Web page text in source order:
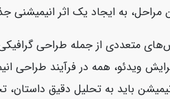
به ایجاد یک اثر انیمیشنی
ویدئو، همه در فرآیند طراحی
باید به تحلیل دقیق